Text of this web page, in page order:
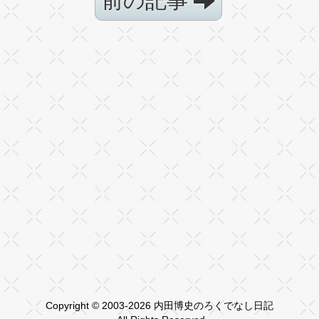
Copyright © 2003-2026 内田博史のろくでなし日記